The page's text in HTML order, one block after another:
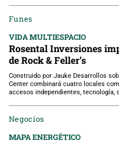
Funes
VIDA MULTIESPACIO
Rosental Inversiones
de Rock & Feller’s
Construido por Jauke Desarrollos
Center combinará cuatro locales
accesos independientes,
Negocios
MAPA ENERGÉTICO